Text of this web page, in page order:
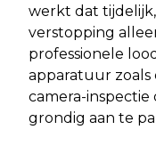
werkt dat
verstopping
professionele
apparatuur
camera-
grondig aan te